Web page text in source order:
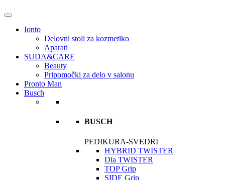
Ionto
Delovni stoli za kozmetiko
Aparati
SUDA&CARE
Beauty
Pripomočki za delo v salonu
Pronto Man
Busch
BUSCH
PEDIKURA-SVEDRI
HYBRID TWISTER
Dia TWISTER
TOP Grip
SIDE Grip